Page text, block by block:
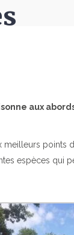
aux
meilleurs points
espèces qui